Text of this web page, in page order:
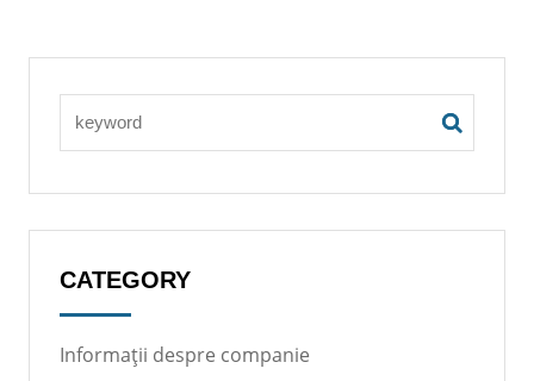
CATEGORY
Informații despre companie